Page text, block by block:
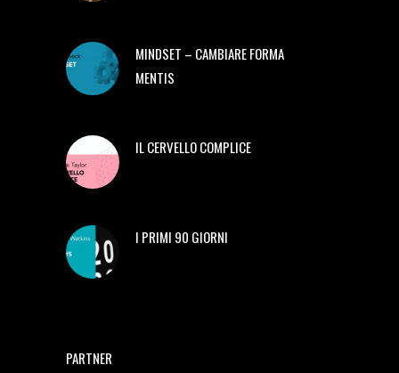
MINDSET – CAMBIARE FORMA
MENTIS
IL CERVELLO COMPLICE
I PRIMI 90 GIORNI
PARTNER